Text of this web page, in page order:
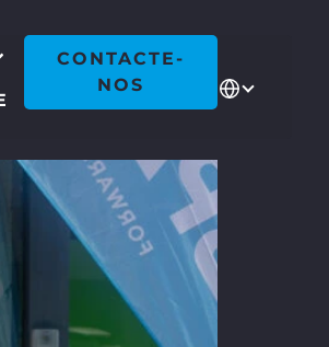
CONTACTE-
NOS